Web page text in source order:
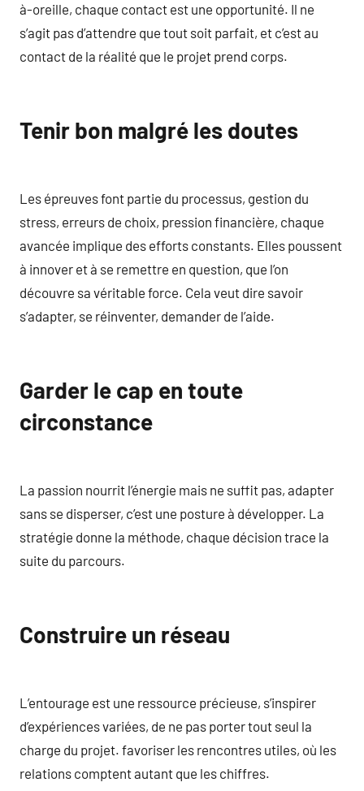
à-oreille, chaque contact est une opportunité. Il ne
s’agit pas d’attendre que tout soit parfait, et c’est au
contact de la réalité que le projet prend corps.
Tenir bon malgré les doutes
Les épreuves font partie du processus, gestion du
stress, erreurs de choix, pression financière, chaque
avancée implique des efforts constants. Elles poussent
à innover et à se remettre en question, que l’on
découvre sa véritable force. Cela veut dire savoir
s’adapter, se réinventer, demander de l’aide.
Garder le cap en toute
circonstance
La passion nourrit l’énergie mais ne suffit pas, adapter
sans se disperser, c’est une posture à développer. La
stratégie donne la méthode, chaque décision trace la
suite du parcours.
Construire un réseau
L’entourage est une ressource précieuse, s’inspirer
d’expériences variées, de ne pas porter tout seul la
charge du projet. favoriser les rencontres utiles, où les
relations comptent autant que les chiffres.